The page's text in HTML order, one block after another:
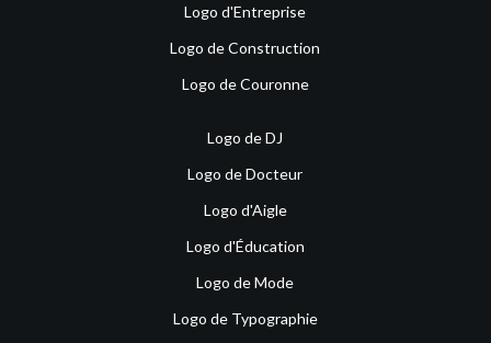
Logo d'Entreprise
Logo de Construction
Logo de Couronne
Logo de DJ
Logo de Docteur
Logo d'Aigle
Logo d'Éducation
Logo de Mode
Logo de Typographie